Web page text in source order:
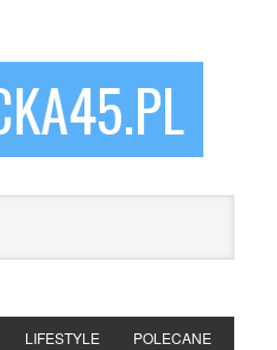
LIFESTYLE POLECANE